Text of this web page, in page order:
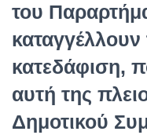
του
κατεδάφιση,
αυτή της
Δημοτικού